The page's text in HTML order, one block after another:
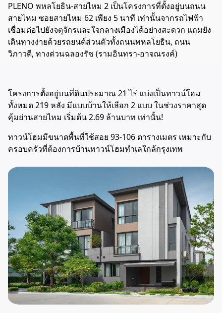
PLENO พหลโยธิน-สายไหม 2 เป็นโครงการที่ตั้งอยู่บนถนน
สายไหม ซอยสายไหม 62 เพียง 5 นาที เท่านั้นจากรถไฟฟ้า
เชื่อมต่อไปยังจตุจักรและใจกลางเมืองได้อย่างสะดวก แถมยัง
เดินทางง่ายด้วยรถยนต์ส่วนตัวทั้งถนนพหลโยธิน, ถนน
วิภาวดี, ทางด่วนฉลองรัช (รามอินทรา-อาจณรงค์)
โครงการตั้งอยู่บนที่ดินประมาณ 21 ไร่ แบ่งเป็นทาวน์โฮม
ทั้งหมด 219 หลัง มีแบบบ้านให้เลือก 2 แบบ ในช่วงราคาสุด
คุ้มย่านสายไหม เริ่มต้น 2.69 ล้านบาท เท่านั้น!
ทาวน์โฮมมีขนาดพื้นที่ใช้สอย 93-106 ตารางเมตร เหมาะกับ
ครอบครัวที่ต้องการบ้านทาวน์โฮมทำเลใกล้กรุงเทพ